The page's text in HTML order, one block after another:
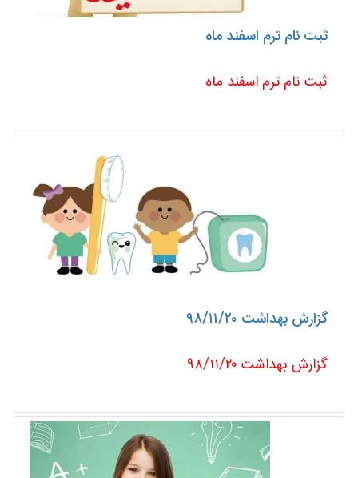
ثبت نام ترم اسفند ماه
ثبت نام ترم اسفند ماه
گزارش بهداشت ۹۸/۱۱/۲۰
گزارش بهداشت ۹۸/۱۱/۲۰